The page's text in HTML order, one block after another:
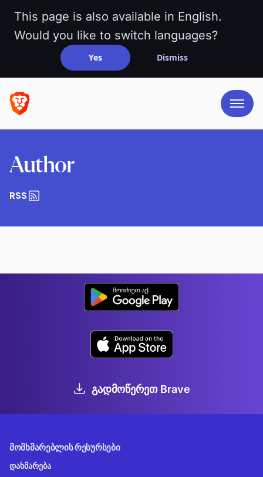
This page is also available in English.
Would you like to switch languages?
Yes Dismiss
Author
RSS
გადმოწერეთ Brave
ᲛᲝᲛᲮᲛᲐᲠᲔᲑᲚᲘᲡ ᲠᲔᲡᲣᲠᲡᲔᲑᲘ
დახმარება